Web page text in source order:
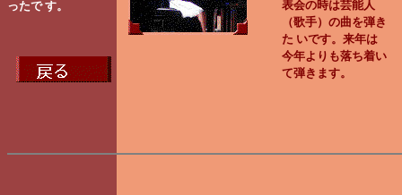
表会の時は芸能人
（歌手）の曲を弾き
た いです。来年は
今年よりも落ち着い
て弾きます。
ったで す。